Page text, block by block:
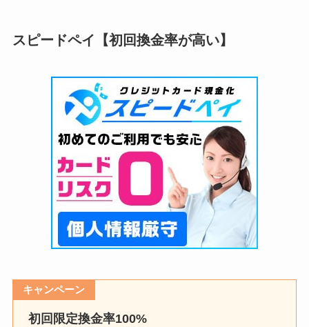
スピードペイ【初回換金率が高い】
キャンペーン
初回限定換金率100%